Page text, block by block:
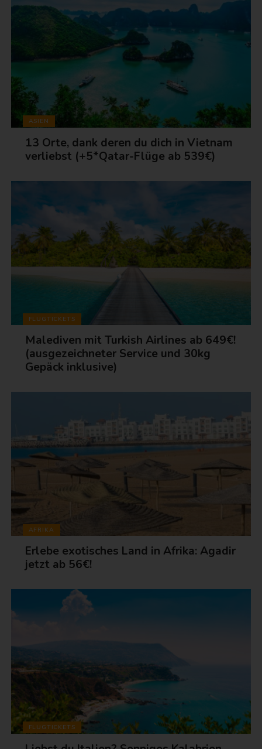
ASIEN
13 Orte, dank deren du dich in Vietnam
verliebst (+5*Qatar-Flüge ab 539€)
FLUGTICKETS
Malediven mit Turkish Airlines ab 649€!
(ausgezeichneter Service und 30kg
Gepäck inklusive)
AFRIKA
Erlebe exotisches Land in Afrika: Agadir
jetzt ab 56€!
FLUGTICKETS